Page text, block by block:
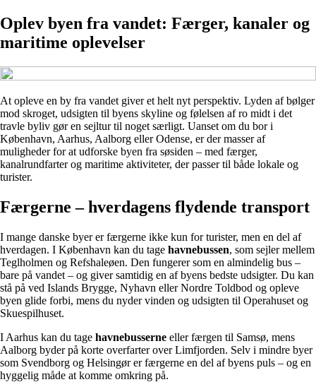
Oplev byen fra vandet: Færger, kanaler og
maritime oplevelser
At opleve en by fra vandet giver et helt nyt perspektiv. Lyden af bølger
mod skroget, udsigten til byens skyline og følelsen af ro midt i det
travle byliv gør en sejltur til noget særligt. Uanset om du bor i
København, Aarhus, Aalborg eller Odense, er der masser af
muligheder for at udforske byen fra søsiden – med færger,
kanalrundfarter og maritime aktiviteter, der passer til både lokale og
turister.
Færgerne – hverdagens flydende transport
I mange danske byer er færgerne ikke kun for turister, men en del af
hverdagen. I København kan du tage havnebussen, som sejler mellem
Teglholmen og Refshaleøen. Den fungerer som en almindelig bus –
bare på vandet – og giver samtidig en af byens bedste udsigter. Du kan
stå på ved Islands Brygge, Nyhavn eller Nordre Toldbod og opleve
byen glide forbi, mens du nyder vinden og udsigten til Operahuset og
Skuespilhuset.
I Aarhus kan du tage havnebusserne eller færgen til Samsø, mens
Aalborg byder på korte overfarter over Limfjorden. Selv i mindre byer
som Svendborg og Helsingør er færgerne en del af byens puls – og en
hyggelig måde at komme omkring på.